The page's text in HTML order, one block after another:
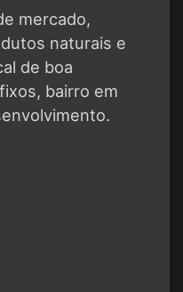
mercado,
naturais e
de boa
bairro em